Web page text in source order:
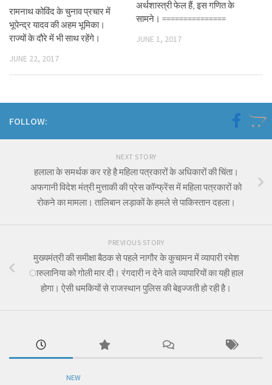
रामनाथ कोविंद के चुनाव प्रचार में
भूपेन्द्र यादव की अहम भूमिका।
राज्यों के दौरे में भी साथ रहेंगे।
JUNE 22, 2017
अर्थशास्त्री फेल हैं, इस गणित के
सामने। ===============
JUNE 1, 2017
FOLLOW:
NEXT STORY
हलाला के समर्थक कर रहे है महिला पत्रकारों के अधिकारों की चिंता।
अफगानी विदेश मंत्री मुत्ताकी की प्रेस कॉन्फ्रेंस में महिला पत्रकारों को
रोकने का मामला। तालिबान लड़ाकों के हमले से पाकिस्तान दहला।
PREVIOUS STORY
मुख्यमंत्री की समीक्षा बैठक से पहले नागौर के कुचामन में व्यापारी रमेश
ारुलानिया को गोली मार दी। रंगदारी न देने वाले व्यापारियों का यही हाल
होगा। ऐसी धमकियों से राजस्थान पुलिस की बेइज्जती हो रही है।
NEW